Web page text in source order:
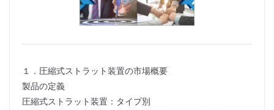
１．圧縮式ストラット装置の市場概要
製品の定義
圧縮式ストラット装置：タイプ別